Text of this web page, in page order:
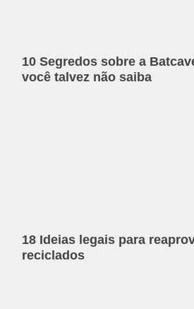
10 Segredos sobre a
você talvez não saiba
18 Ideias legais para
reciclados